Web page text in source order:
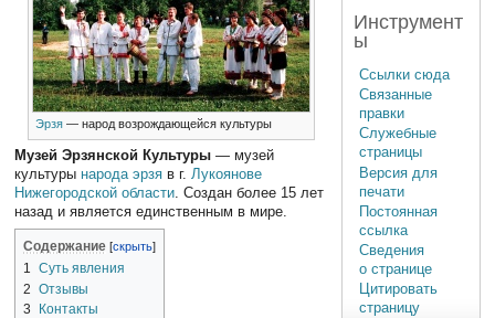
Эрзя— народ возрождающейся культуры
Музей Эрзянской Культуры — музей
культуры народа эрзя в г.Лукоянове
Нижегородской области. Создан более 15 лет
назад и является единственным в мире.
Содержание
1
Суть явления
2
Отзывы
3
Контакты
Инструмент
ы
Ссылки сюда
Связанные
правки
Служебные
страницы
Версия для
печати
Постоянная
ссылка
Сведения
о странице
Цитировать
страницу